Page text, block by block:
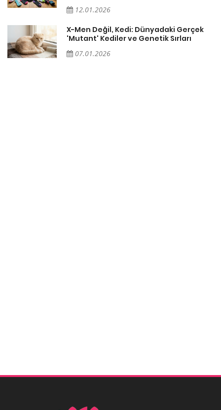
12.01.2026
X-Men Değil, Kedi: Dünyadaki Gerçek
'Mutant' Kediler ve Genetik Sırları
07.01.2026